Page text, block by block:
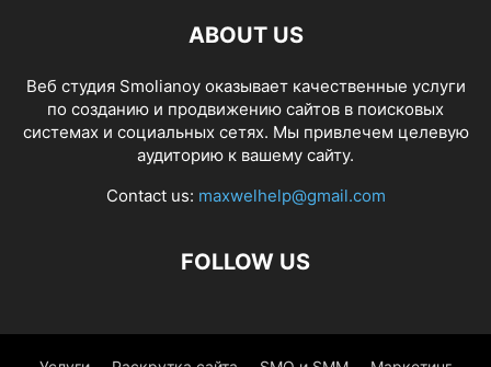
ABOUT US
Веб студия Smolianoy оказывает качественные услуги
по созданию и продвижению сайтов в поисковых
системах и социальных сетях. Мы привлечем целевую
аудиторию к вашему сайту.
Contact us: maxwelhelp@gmail.com
FOLLOW US